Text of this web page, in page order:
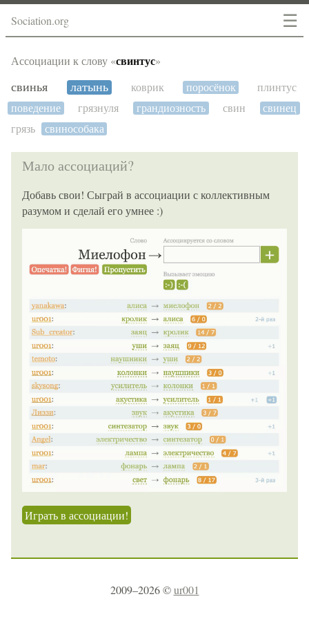
☰
Sociation.org
Ассоциации к слову «свинтус»
свинья латынь коврик поросёнок
плинтус
поведение
грязнуля грандиозность свин
свинец
грязь
свинособака
Мало ассоциаций?
Добавь свои! Сыграй в ассоциации с коллективным
разумом и сделай его умнее :)
Играть в ассоциации!
2009–2026 ©ur001